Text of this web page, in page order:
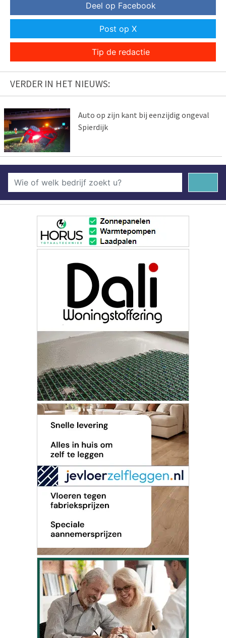
Deel op Facebook
Post op X
Tip de redactie
VERDER IN HET NIEUWS:
Auto op zijn kant bij eenzijdig ongeval
Spierdijk